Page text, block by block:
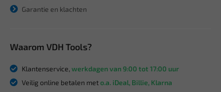
Garantie en klachten
Waarom VDH Tools?
Klantenservice, werkdagen van 9:00 tot 17:00 uur
Veilig online betalen meto.a. iDeal, Billie, Klarna